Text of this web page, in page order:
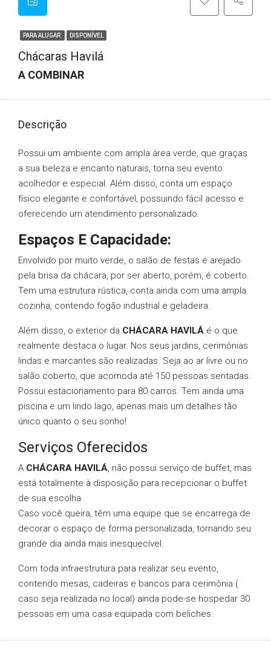
PARA ALUGAR DISPONÍVEL
Chácaras Havilá
A COMBINAR
Descrição
Possui um ambiente com ampla área verde, que graças
a sua beleza e encanto naturais, torna seu evento
acolhedor e especial. Além disso, conta um espaço
físico elegante e confortável, possuindo fácil acesso e
oferecendo um atendimento personalizado.
Espaços E Capacidade:
Envolvido por muito verde, o salão de festas é arejado
pela brisa da chácara, por ser aberto, porém, é coberto.
Tem uma estrutura rústica, conta ainda com uma ampla
cozinha, contendo fogão industrial e geladeira.
Além disso, o exterior da CHÁCARA HAVILÁ é o que
realmente destaca o lugar. Nos seus jardins, cerimônias
lindas e marcantes são realizadas. Seja ao ar livre ou no
salão coberto, que acomoda até 150 pessoas sentadas.
Possui estacionamento para 80 carros. Tem ainda uma
piscina e um lindo lago, apenas mais um detalhes tão
único quanto o seu sonho!
Serviços Oferecidos
A CHÁCARA HAVILÁ, não possui serviço de buffet, mas
está totalmente à disposição para recepcionar o buffet
de sua escolha.
Caso você queira, têm uma equipe que se encarrega de
decorar o espaço de forma personalizada, tornando seu
grande dia ainda mais inesquecível.
Com toda infraestrutura para realizar seu evento,
contendo mesas, cadeiras e bancos para cerimônia (
caso seja realizada no local) ainda pode-se hospedar 30
pessoas em uma casa equipada com beliches.